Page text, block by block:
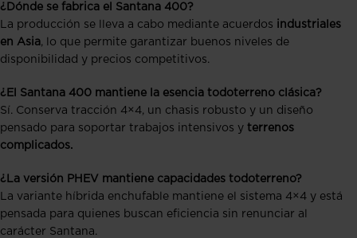
¿Dónde se fabrica el Santana 400?
La producción se lleva a cabo mediante acuerdos industriales
en Asia, lo que permite garantizar buenos niveles de
disponibilidad y precios competitivos.
¿El Santana 400 mantiene la esencia todoterreno clásica?
Sí. Conserva tracción 4×4, un chasis robusto y un diseño
pensado para soportar trabajos intensivos y terrenos
complicados.
¿La versión PHEV mantiene capacidades todoterreno?
La variante híbrida enchufable mantiene el sistema 4×4 y está
pensada para quienes buscan eficiencia sin renunciar al
carácter Santana.